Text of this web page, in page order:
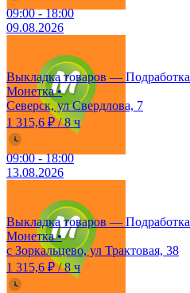
09:00-18:00
09.08.2026
Выкладка товаров — Подработка
Монетка•
Северск, ул Свердлова, 7
1 315,6 ₽/8 ч
09:00-18:00
13.08.2026
Выкладка товаров — Подработка
Монетка•
с Зоркальцево, ул Трактовая, 38
1 315,6 ₽/8 ч